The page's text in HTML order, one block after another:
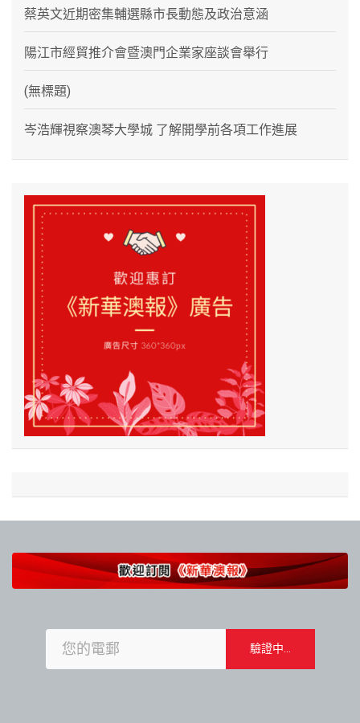
蔡英文近期密集輔選縣市長動態及政治意涵
陽江市經貿推介會暨澳門企業家座談會舉行
(無標題)
岑浩輝視察澳琴大學城 了解開學前各項工作進展